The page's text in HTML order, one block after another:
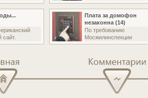
Плата за домофон
незаконна (14)
По требованию
Мосжилинспекции
управляющая